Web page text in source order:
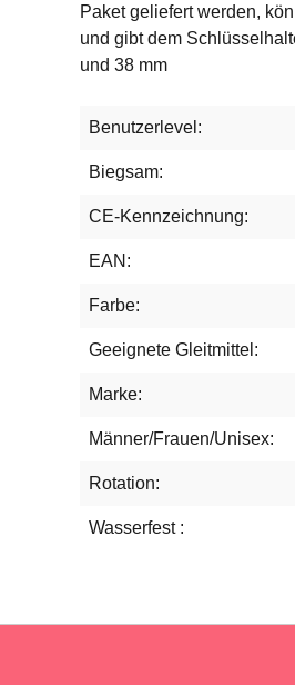
Paket geliefert werden,
und gibt dem
und 38 mm
Benutzerlevel:
Biegsam:
CE-Kennzeichnung:
EAN:
Farbe:
Geeignete Gleitmittel:
Marke:
Männer/Frauen/Unisex:
Rotation:
Wasserfest :